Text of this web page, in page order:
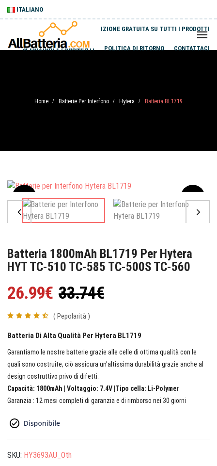
ITALIANO
SPEDIZIONE GRATUITA SU TUTTI I PRODOTTI
SPEDIZIONI E PAGAMENTI POLITICA DI RITORNO CONTATTACI
Home / Batterie Per Interfono / Hytera / Batteria BL1719
Sale
Batteria 1800mAh BL1719 Per Hytera
HYT TC-510 TC-585 TC-500S TC-560
26.99€ 33.74€
( Pepolarità )
Batteria Di Alta Qualità Per Hytera BL1719
Garantiamo le nostre batterie grazie alle celle di ottima qualità con le
quali sono costruite, ciò assicura un’altissima durabilità grazie anche al
design costruttivo privo di difetti.
Capacità: 1800mAh | Voltaggio: 7.4V |Tipo cella: Li-Polymer
Garanzia : 12 mesi completi di garanzia e di rimborso nei 30 giorni
SKU: HY3693AU_Oth